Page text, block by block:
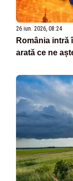
26 iun. 2026, 08:24
România intră
arată ce ne